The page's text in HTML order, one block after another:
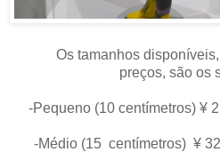
Os tamanhos
preços, são os
-Pequeno (10 centímetros) ¥
-Médio (15 centímetros) ¥